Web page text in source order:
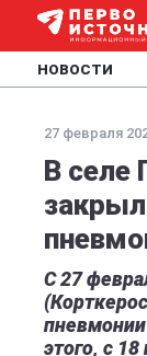
НОВОСТИ
27 февраля
В селе
С 27
этого, с